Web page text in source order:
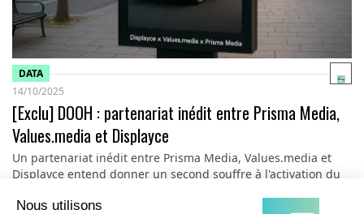
DATA
14/10/2025
[Exclu] DOOH : partenariat inédit entre Prisma Media,
Values.media et Displayce
Un partenariat inédit entre Prisma Media, Values.media et
Displayce entend donner un second souffre à l'activation du